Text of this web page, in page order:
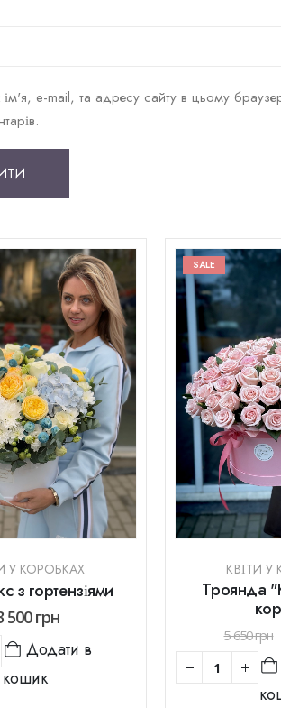
ім'я, e-mail, та адресу сайту в цьому
У КОРОБКАХ
з гортензіями
500грн
Додати в
кошик
SALE
КВІТИ У
Троянда
5 650грн